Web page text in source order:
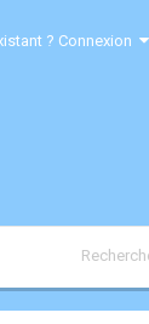
? Connexion